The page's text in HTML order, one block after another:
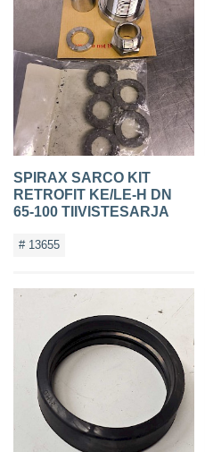
YHTEYSTIEDOT
SPIRAX SARCO KIT
RETROFIT KE/LE-H DN
65-100 TIIVISTESARJA
# 13655